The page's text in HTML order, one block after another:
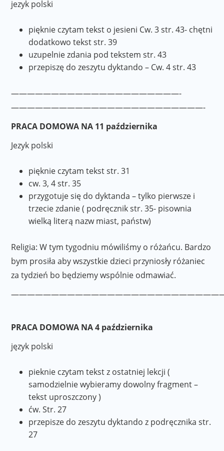
jezyk polski
pięknie czytam tekst o jesieni Cw. 3 str. 43- chętni
dodatkowo tekst str. 39
uzupelnie zdania pod tekstem str. 43
przepiszę do zeszytu dyktando – Cw. 4 str. 43
—————————————————————-
————————————————————————-
PRACA DOMOWA NA 11 października
Jezyk polski
pięknie czytam tekst str. 31
cw. 3, 4 str. 35
przygotuje się do dyktanda – tylko pierwsze i
trzecie zdanie ( podręcznik str. 35- pisownia
wielką literą nazw miast, państw)
Religia: W tym tygodniu mówiliśmy o różańcu. Bardzo
bym prosiła aby wszystkie dzieci przyniosły różaniec
za tydzień bo będziemy wspólnie odmawiać.
PRACA DOMOWA NA 4 października
język polski
pieknie czytam tekst z ostatniej lekcji (
samodzielnie wybieramy dowolny fragment –
tekst uproszczony )
ćw. Str. 27
przepisze do zeszytu dyktando z podręcznika str.
27